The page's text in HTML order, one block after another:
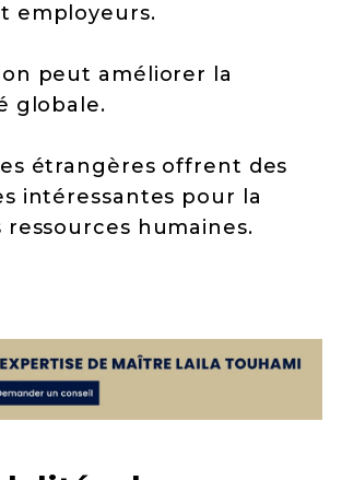
employeurs.
peut améliorer la
globale.
étrangères offrent des
intéressantes pour la
ressources humaines.